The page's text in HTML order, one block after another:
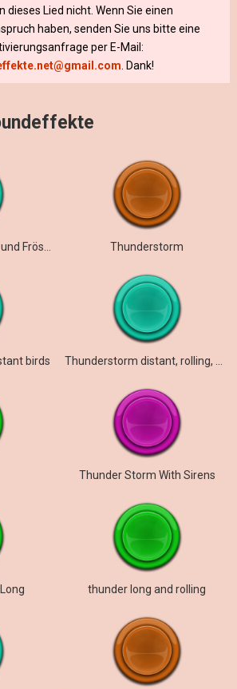
dieses Lied nicht. Wenn Sie einen
haben, senden Sie uns bitte eine
per E-Mail:
. Dank!
Thunderstorm
birds
Thunder Storm With Sirens
thunder long and rolling